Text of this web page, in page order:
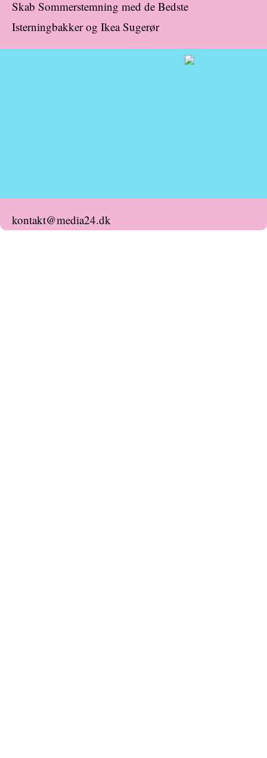
Skab Sommerstemning med de Bedste
Isterningbakker og Ikea Sugerør
kontakt@media24.dk